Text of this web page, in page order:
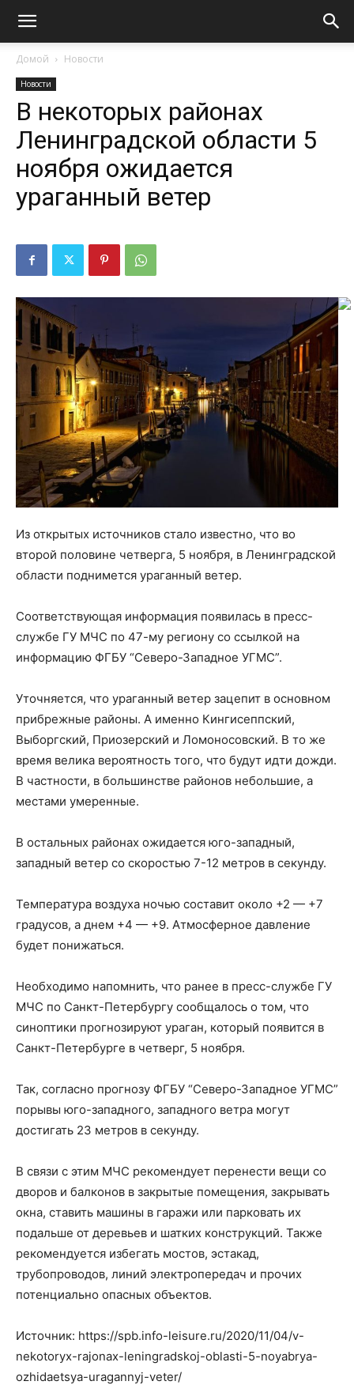
Домой Новости
Новости
В некоторых районах
Ленинградской области 5
ноября ожидается
ураганный ветер
Из открытых источников стало известно, что во
второй половине четверга, 5 ноября, в Ленинградской
области поднимется ураганный ветер.
Соответствующая информация появилась в пресс-
службе ГУ МЧС по 47-му региону со ссылкой на
информацию ФГБУ “Северо-Западное УГМС”.
Уточняется, что ураганный ветер зацепит в основном
прибрежные районы. А именно Кингисеппский,
Выборгский, Приозерский и Ломоносовский. В то же
время велика вероятность того, что будут идти дожди.
В частности, в большинстве районов небольшие, а
местами умеренные.
В остальных районах ожидается юго-западный,
западный ветер со скоростью 7-12 метров в секунду.
Температура воздуха ночью составит около +2 — +7
градусов, а днем ​​+4 — +9. Атмосферное давление
будет понижаться.
Необходимо напомнить, что ранее в пресс-службе ГУ
МЧС по Санкт-Петербургу сообщалось о том, что
синоптики прогнозируют ураган, который появится в
Санкт-Петербурге в четверг, 5 ноября.
Так, согласно прогнозу ФГБУ “Северо-Западное УГМС”
порывы юго-западного, западного ветра могут
достигать 23 метров в секунду.
В связи с этим МЧС рекомендует перенести вещи со
дворов и балконов в закрытые помещения, закрывать
окна, ставить машины в гаражи или парковать их
подальше от деревьев и шатких конструкций. Также
рекомендуется избегать мостов, эстакад,
трубопроводов, линий электропередач и прочих
потенциально опасных объектов.
Источник: https://spb.info-leisure.ru/2020/11/04/v-
nekotoryx-rajonax-leningradskoj-oblasti-5-noyabrya-
ozhidaetsya-uragannyj-veter/